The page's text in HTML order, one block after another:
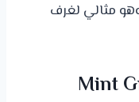
مثالي لغرف